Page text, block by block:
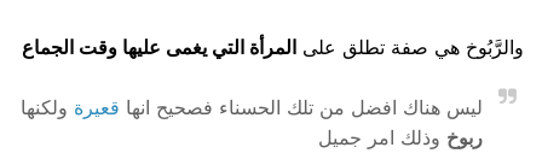
والرَّبُوخ هي صفة تطلق على المرأة التي يغمى عليها وقت الجماع
ليس هناك افضل من تلك الحسناء فصحيح انها قعيرة ولكنها
ربوخ وذلك امر جميل